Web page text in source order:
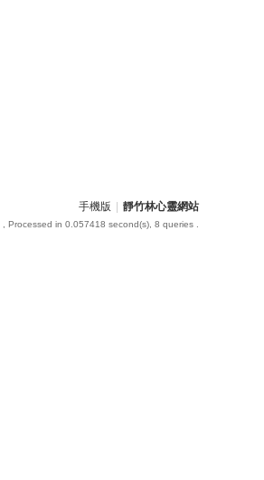
手機版 靜竹林心靈網站
, Processed in 0.057418 second(s), 8 queries .